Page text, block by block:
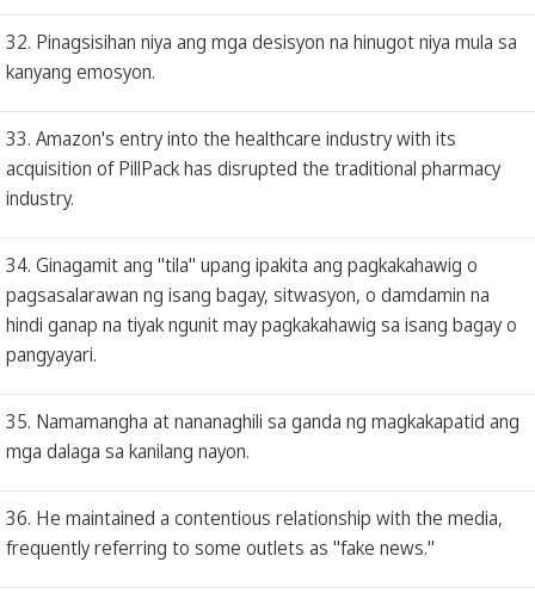
32. Pinagsisihan niya ang mga desisyon na hinugot niya mula sa
kanyang emosyon.
33. Amazon's entry into the healthcare industry with its
acquisition of PillPack has disrupted the traditional pharmacy
industry.
34. Ginagamit ang "tila" upang ipakita ang pagkakahawig o
pagsasalarawan ng isang bagay, sitwasyon, o damdamin na
hindi ganap na tiyak ngunit may pagkakahawig sa isang bagay o
pangyayari.
35. Namamangha at nananaghili sa ganda ng magkakapatid ang
mga dalaga sa kanilang nayon.
36. He maintained a contentious relationship with the media,
frequently referring to some outlets as "fake news."